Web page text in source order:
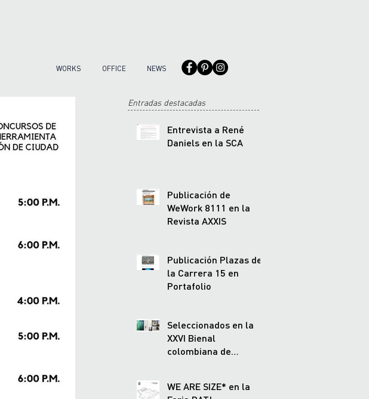
Entradas destacadas
Entrevista a René
Daniels en la SCA
Publicación de
WeWork 8111 en la
Revista AXXIS
Publicación Plazas de
la Carrera 15 en
Portafolio
Seleccionados en la
XXVI Bienal
colombiana de
WE ARE SIZE* en la
WORKS OFFICE NEWS